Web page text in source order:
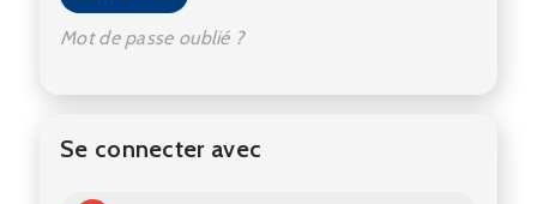
Mot de passe oublié ?
Se connecter avec